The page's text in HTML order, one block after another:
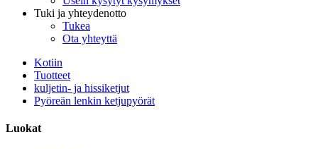
Tuki ja yhteydenotto
Tukea
Ota yhteyttä
Kotiin
Tuotteet
kuljetin- ja hissiketjut
Pyöreän lenkin ketjupyörät
Luokat